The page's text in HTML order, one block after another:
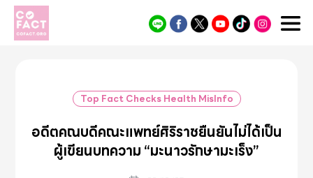
Cofact
Top Fact Checks Health MisInfo
อดีตคณบดีคณะแพทย์ศิริราชยืนยันไม่ได้เป็น
ผู้เขียนบทความ “มะนาวรักษามะเร็ง”